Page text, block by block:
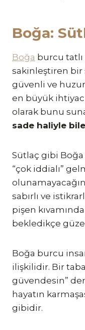
Boğa:
Boğa burcu tatlı
sakinleştiren bir
güvenli ve
en büyük
olarak bunu
sade haliyle
Sütlaç gibi Boğa
“çok iddialı”
sabırlı ve
pişen
bekledikçe
Boğa burcu
ilişkilidir. Bir
güvendesin”
hayatın
gibidir.